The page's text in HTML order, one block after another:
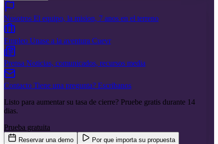
Nosotros El equipo, la mision, 7 anos en el terreno
Empleo Unase a la aventura Cuevr
Prensa Noticias, comunicados, recursos media
Contacto Tiene una pregunta? Escribanos
Listo para aumentar su tasa de cierre? Pruebe gratis durante 14
dias.
Prueba gratuita
Reservar una demo Por que importa su propuesta